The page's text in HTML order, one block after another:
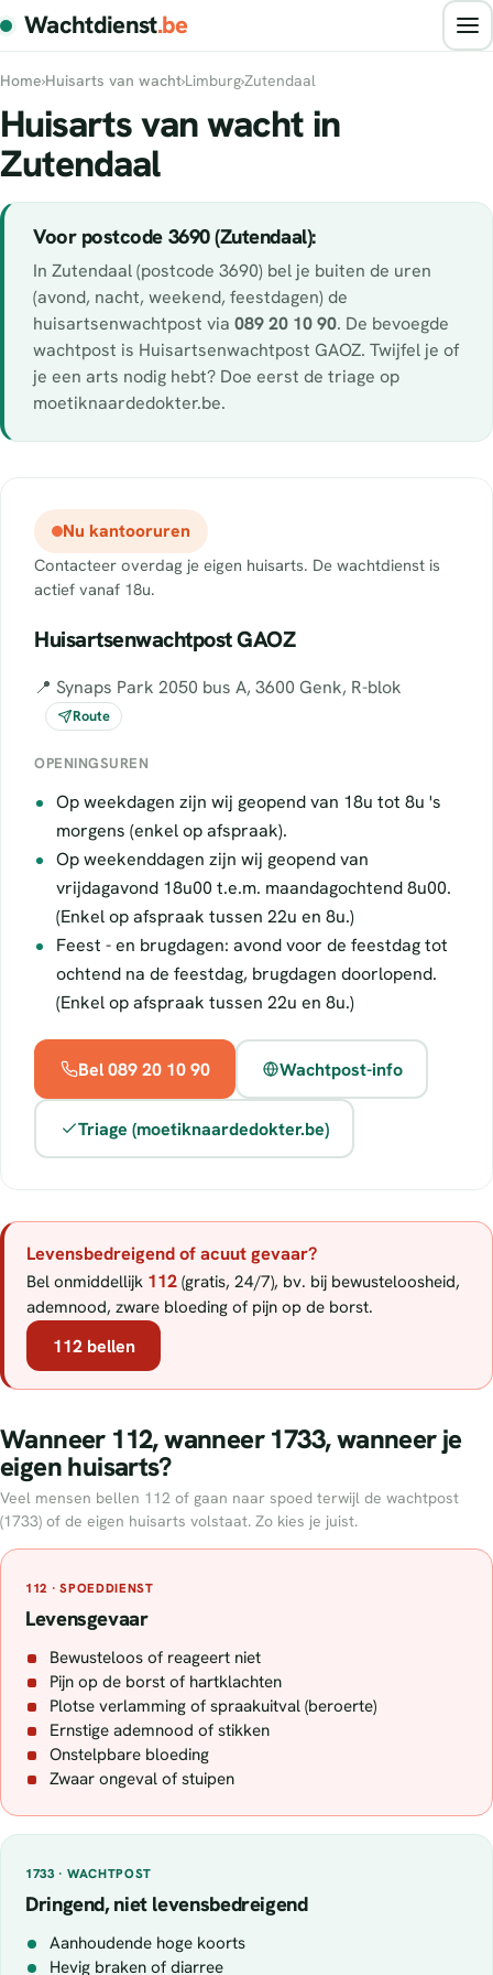
Wachtdienst.be
Home›Huisarts van wacht›Limburg›Zutendaal
Huisarts van wacht in
Zutendaal
Voor postcode 3690 (Zutendaal):
In Zutendaal (postcode 3690) bel je buiten de uren
(avond, nacht, weekend, feestdagen) de
huisartsenwachtpost via 089 20 10 90. De bevoegde
wachtpost is Huisartsenwachtpost GAOZ. Twijfel je of
je een arts nodig hebt? Doe eerst de triage op
moetiknaardedokter.be.
Nu kantooruren
Contacteer overdag je eigen huisarts. De wachtdienst is
actief vanaf 18u.
Huisartsenwachtpost GAOZ
📍 Synaps Park 2050 bus A, 3600 Genk, R-blok
Route
OPENINGSUREN
Op weekdagen zijn wij geopend van 18u tot 8u 's
morgens (enkel op afspraak).
Op weekenddagen zijn wij geopend van
vrijdagavond 18u00 t.e.m. maandagochtend 8u00.
(Enkel op afspraak tussen 22u en 8u.)
Feest - en brugdagen: avond voor de feestdag tot
ochtend na de feestdag, brugdagen doorlopend.
(Enkel op afspraak tussen 22u en 8u.)
Bel 089 20 10 90 Wachtpost-info
Triage (moetiknaardedokter.be)
Levensbedreigend of acuut gevaar?
Bel onmiddellijk 112 (gratis, 24/7), bv. bij bewusteloosheid,
ademnood, zware bloeding of pijn op de borst.
112 bellen
Wanneer 112, wanneer 1733, wanneer je
eigen huisarts?
Veel mensen bellen 112 of gaan naar spoed terwijl de wachtpost
(1733) of de eigen huisarts volstaat. Zo kies je juist.
112 · SPOEDDIENST
Levensgevaar
Bewusteloos of reageert niet
Pijn op de borst of hartklachten
Plotse verlamming of spraakuitval (beroerte)
Ernstige ademnood of stikken
Onstelpbare bloeding
Zwaar ongeval of stuipen
1733 · WACHTPOST
Dringend, niet levensbedreigend
Aanhoudende hoge koorts
Hevig braken of diarree